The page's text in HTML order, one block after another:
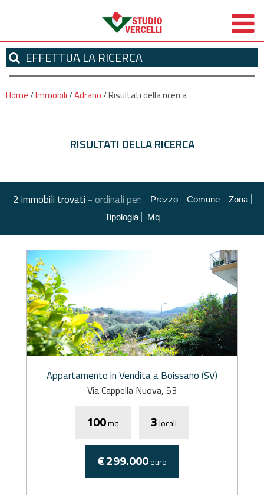
EFFETTUALA RICERCA
Home/Immobili/Adrano/Risultati della ricerca
RISULTATI DELLA RICERCA
2 immobili trovati -ordinali per: Prezzo Comune
Zona
Tipologia
Mq
Appartamento in Vendita a Boissano (SV)
Via Cappella Nuova, 53
100mq 3locali
€ 299.000euro